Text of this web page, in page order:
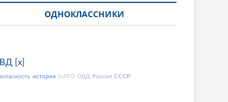
ОДНОКЛАССНИКИ
x
история НАТО ОВД Россия СССР